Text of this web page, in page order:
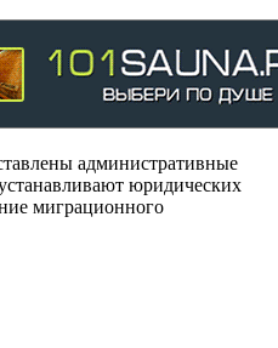
административные
юридических
миграционного